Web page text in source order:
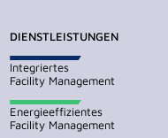
DIENSTLEISTUNGEN
Integriertes
Facility Management
Energieeffizientes
Facility Management